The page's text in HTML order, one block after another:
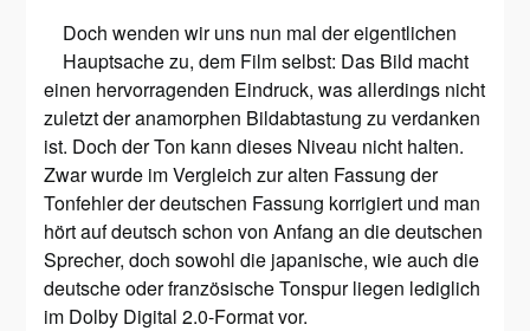
Doch wenden wir uns nun mal der eigentlichen
Hauptsache zu, dem Film selbst: Das Bild macht
einen hervorragenden Eindruck, was allerdings nicht
zuletzt der anamorphen Bildabtastung zu verdanken
ist. Doch der Ton kann dieses Niveau nicht halten.
Zwar wurde im Vergleich zur alten Fassung der
Tonfehler der deutschen Fassung korrigiert und man
hört auf deutsch schon von Anfang an die deutschen
Sprecher, doch sowohl die japanische, wie auch die
deutsche oder französische Tonspur liegen lediglich
im Dolby Digital 2.0-Format vor.